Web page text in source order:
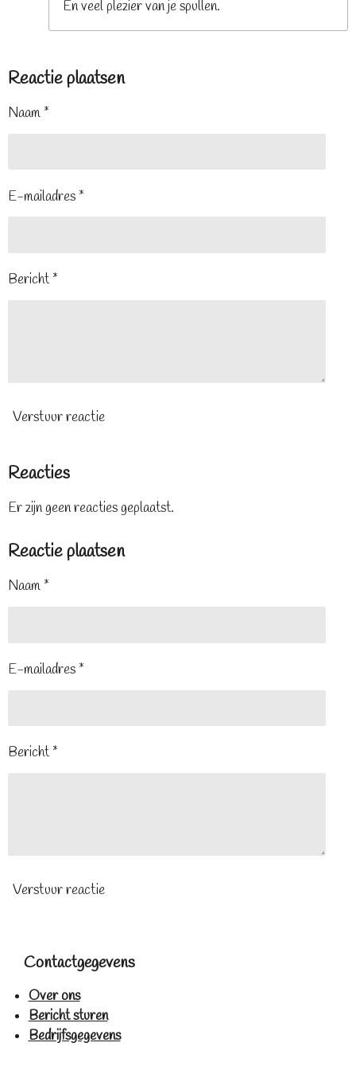
En veel plezier van je spullen.
Reactie plaatsen
Naam *
E-mailadres *
Bericht *
Verstuur reactie
Reacties
Er zijn geen reacties geplaatst.
Reactie plaatsen
Naam *
E-mailadres *
Bericht *
Verstuur reactie
Contactgegevens
Over ons
Bericht sturen
Bedrijfsgegevens